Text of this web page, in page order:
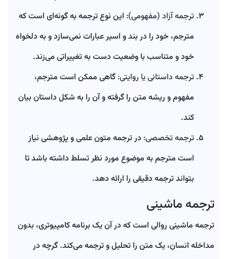
ترجمه آزاد (مفهومی): این نوع ترجمه به گونه‌ای است که
مترجم، خود را در بند و اسیر عبارات نمی‌سازد و به دلخواه
خود و متناسب با وضعیت دست به تغییراتی می‌زند.
ترجمه داستانی یا روایتی: گاهی ممکن است مترجم،
مفهوم و ریشه متن را گرفته و آن را به شکل داستان بیان
کند.
ترجمه تخصصی: در ترجمه متون علمی و پژوهشی نیاز
است مترجم به موضوع مورد نظر تسلط داشته باشد تا
بتواند ترجمه دقیقی را ارائه دهد.
ترجمه ماشینی
ترجمه ماشینی روالی است که در آن یک برنامه کامپیوتری، بدون
مداخله انسان، یک متن را تحلیل و ترجمه می‌کند. گرچه در